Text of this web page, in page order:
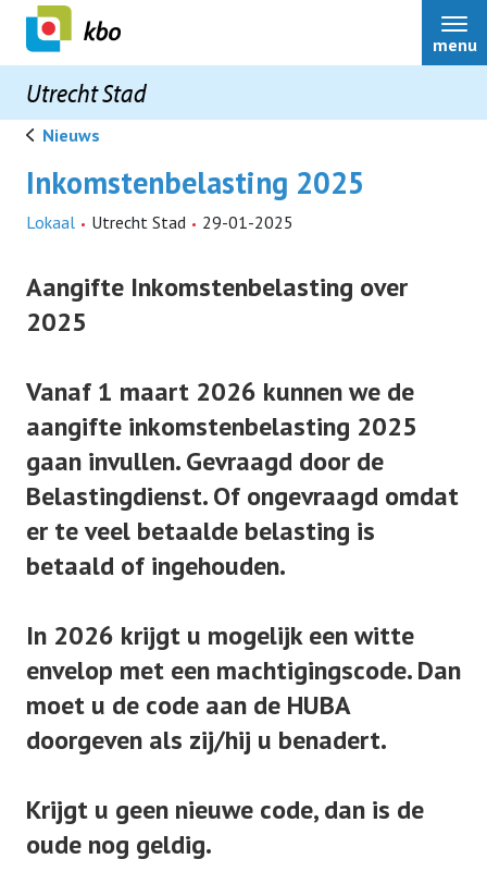
Utrecht Stad
menu
Bestuur
Over ons
Rondomme
reglement
belastingaangifte
links
ouderenadviseur
functies
documenten
Activiteiten
Nieuws
Lid worden
Nieuws
Inkomstenbelasting 2025
Lokaal Utrecht Stad 29-01-2025
Aangifte Inkomstenbelasting over
2025
Vanaf 1 maart 2026 kunnen we de
aangifte inkomstenbelasting 2025
gaan invullen. Gevraagd door de
Belastingdienst. Of ongevraagd omdat
er te veel betaalde belasting is
betaald of ingehouden.
In 2026 krijgt u mogelijk een witte
envelop met een machtigingscode.Dan
moet u de code aan de HUBA
doorgeven als zij/hij u benadert.
Krijgt u geen nieuwe code, dan is de
oude nog geldig.